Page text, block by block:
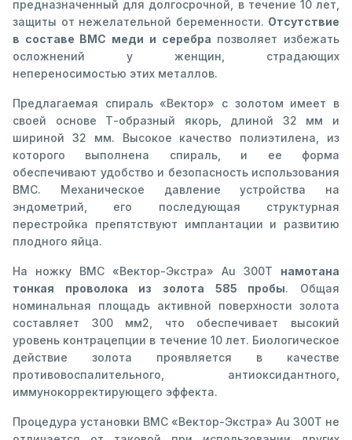
предназначенный для долгосрочной, в течение 10 лет,
защиты от нежелательной беременности. Отсутствие
в составе ВМС меди и серебра позволяет избежать
осложнений у женщин, страдающих
непереносимостью этих металлов.
Предлагаемая спираль «Вектор» с золотом имеет в
своей основе Т-образный якорь, длиной 32 мм и
шириной 32 мм. Высокое качество полиэтилена, из
которого выполнена спираль, и ее форма
обеспечивают удобство и безопасность использования
ВМС. Механическое давление устройства на
эндометрий, его последующая структурная
перестройка препятствуют имплантации и развитию
плодного яйца.
На ножку ВМС «Вектор-Экстра» Au 300Т намотана
тонкая проволока из золота 585 пробы. Общая
номинальная площадь активной поверхности золота
составляет 300 мм2, что обеспечивает высокий
уровень контрацепции в течение 10 лет. Биологическое
действие золота проявляется в качестве
противовоспалительного, антиоксидантного,
иммунокорректирующего эффекта.
Процедура установки ВМС «Вектор-Экстра» Au 300Т не